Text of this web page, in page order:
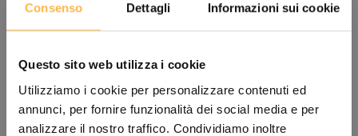
Consenso Dettagli Informazioni sui cookie
Questo sito web utilizza i cookie
Utilizziamo i cookie per personalizzare contenuti ed
annunci, per fornire funzionalità dei social media e per
analizzare il nostro traffico. Condividiamo inoltre